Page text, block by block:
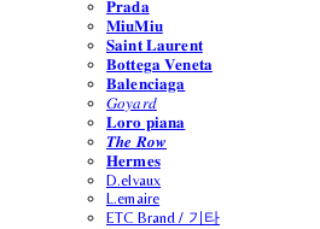
𝐏𝐫𝐚𝐝𝐚
𝐌𝐢𝐮𝐌𝐢𝐮
𝐒𝐚𝐢𝐧𝐭 𝐋𝐚𝐮𝐫𝐞𝐧𝐭
𝐁𝐨𝐭𝐭𝐞𝐠𝐚 𝐕𝐞𝐧𝐞𝐭𝐚
𝐁𝐚𝐥𝐞𝐧𝐜𝐢𝐚𝐠𝐚
𝐺𝑜𝑦𝑎𝑟𝑑
𝐋𝐨𝐫𝐨 𝐩𝐢𝐚𝐧𝐚
𝑻𝒉𝒆 𝑹𝒐𝒘
𝐇𝐞𝐫𝐦𝐞𝐬
D.elvaux
L.emaire
ETC Brand / 기타